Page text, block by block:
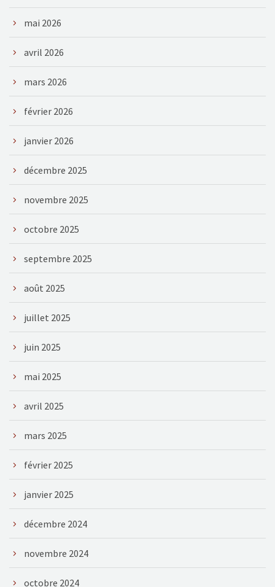
mai 2026
avril 2026
mars 2026
février 2026
janvier 2026
décembre 2025
novembre 2025
octobre 2025
septembre 2025
août 2025
juillet 2025
juin 2025
mai 2025
avril 2025
mars 2025
février 2025
janvier 2025
décembre 2024
novembre 2024
octobre 2024